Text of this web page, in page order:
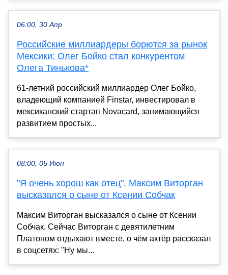
06:00, 30 Апр
Российские миллиардеры борются за рынок
Мексики: Олег Бойко стал конкурентом
Олега Тинькова*
61-летний российский миллиардер Олег Бойко,
владеющий компанией Finstar, инвестировал в
мексиканский стартап Novacard, занимающийся
развитием простых...
08:00, 05 Июн
"Я очень хорош как отец". Максим Виторган
высказался о сыне от Ксении Собчак
Максим Виторган высказался о сыне от Ксении
Собчак. Сейчас Виторган с девятилетним
Платоном отдыхают вместе, о чём актёр рассказал
в соцсетях: "Ну мы...